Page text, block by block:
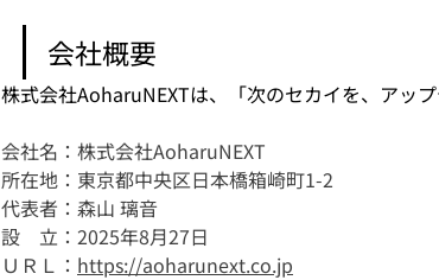
会社概要
株式会社AoharuNEXTは、「次のセカイを、アッ
会社名：株式会社AoharuNEXT
所在地：東京都中央区日本橋箱崎町1-2
代表者：森山 璃音
設　立：2025年8月27日
ＵＲＬ： https://aoharunext.co.jp